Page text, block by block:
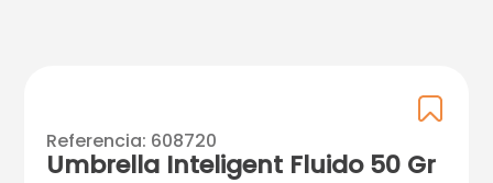
Referencia: 608720
Umbrella Inteligent Fluido 50 Gr